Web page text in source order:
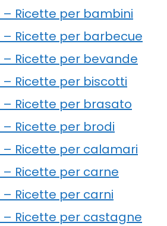
Ricette per bambini
– Ricette per barbecue
– Ricette per bevande
Ricette per biscotti
– Ricette per brasato
Ricette per brodi
– Ricette per calamari
Ricette per carne
Ricette per carni
– Ricette per castagne